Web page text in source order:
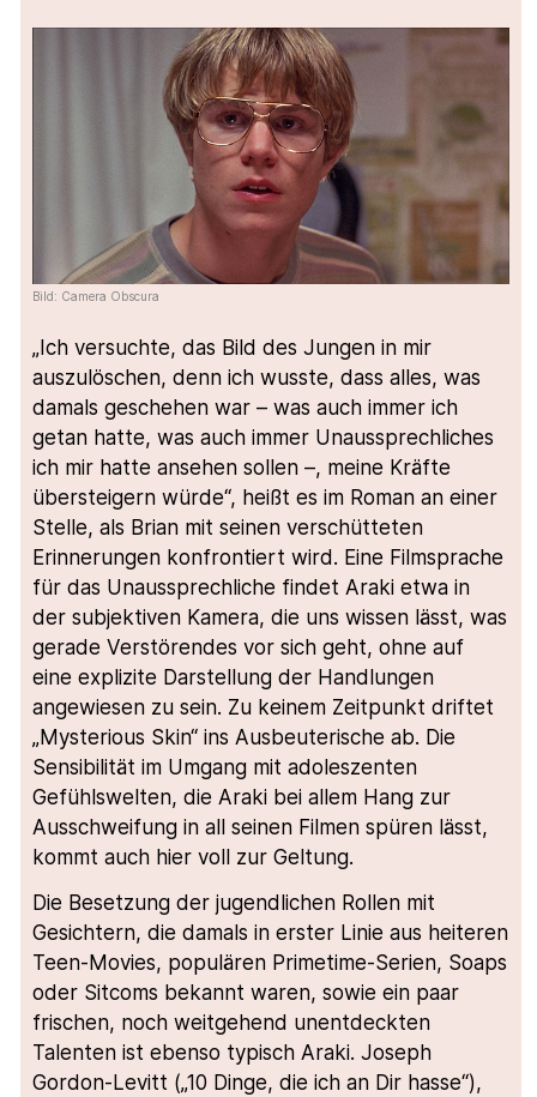
Bild: Camera Obscura
„Ich versuchte, das Bild des Jungen in mir
auszulöschen, denn ich wusste, dass alles, was
damals geschehen war – was auch immer ich
getan hatte, was auch immer Unaussprechliches
ich mir hatte ansehen sollen –, meine Kräfte
übersteigern würde“, heißt es im Roman an einer
Stelle, als Brian mit seinen verschütteten
Erinnerungen konfrontiert wird. Eine Filmsprache
für das Unaussprechliche findet Araki etwa in
der subjektiven Kamera, die uns wissen lässt, was
gerade Verstörendes vor sich geht, ohne auf
eine explizite Darstellung der Handlungen
angewiesen zu sein. Zu keinem Zeitpunkt driftet
„Mysterious Skin“ ins Ausbeuterische ab. Die
Sensibilität im Umgang mit adoleszenten
Gefühlswelten, die Araki bei allem Hang zur
Ausschweifung in all seinen Filmen spüren lässt,
kommt auch hier voll zur Geltung.
Die Besetzung der jugendlichen Rollen mit
Gesichtern, die damals in erster Linie aus heiteren
Teen-Movies, populären Primetime-Serien, Soaps
oder Sitcoms bekannt waren, sowie ein paar
frischen, noch weitgehend unentdeckten
Talenten ist ebenso typisch Araki. Joseph
Gordon-Levitt („10 Dinge, die ich an Dir hasse“),